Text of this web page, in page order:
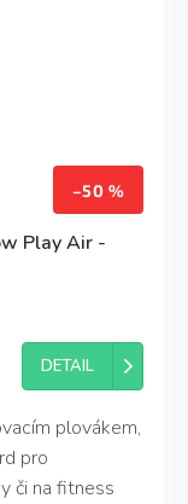
–50 %
Play Air -
DETAIL
plovákem,
pro
či na fitness